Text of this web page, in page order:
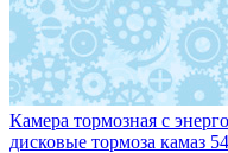
Камера тормозная с
дисковые тормоза камаз